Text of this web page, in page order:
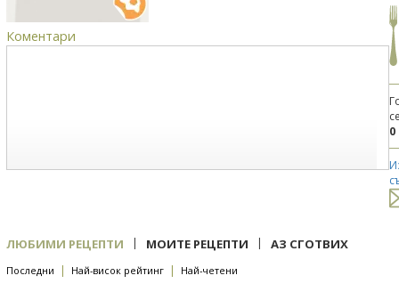
Коментари
0
ЛЮБИМИ РЕЦЕПТИ | МОИТЕ РЕЦЕПТИ | АЗ СГОТВИХ
Последни | Най-висок рейтинг | Най-четени